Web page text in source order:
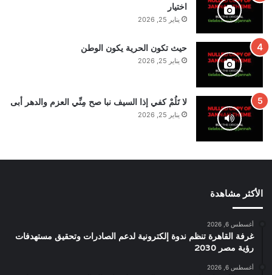
اختيار
يناير 25, 2026
حيث تكون الحرية يكون الوطن
يناير 25, 2026
لا تَلُمْ كفي إذا السيف نبا صح مِنِّي العزم والدهر أبى
يناير 25, 2026
الأكثر مشاهدة
أغسطس 6, 2026
غرفة القاهرة تنظم ندوة إلكترونية لدعم الصادرات وتحقيق مستهدفات
رؤية مصر 2030
أغسطس 6, 2026